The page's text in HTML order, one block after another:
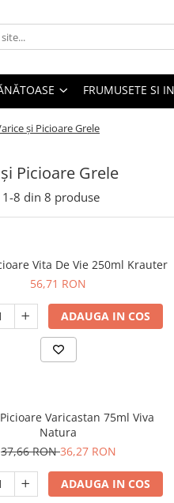
FRUMUSETE SI
și Picioare Grele
Picioare Grele
1-8 din 8 produse
Vita De Vie 250ml Krauter
56,71 RON
ADAUGA IN COS
Natura
37,66 RON36,27 RON
ADAUGA IN COS